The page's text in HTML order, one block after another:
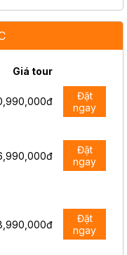
Giá tour
Đặt
ngay
Đặt
ngay
Đặt
ngay